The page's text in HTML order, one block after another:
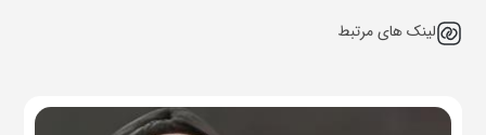
لینک های مرتبط